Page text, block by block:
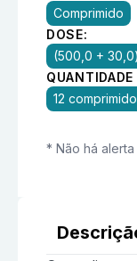
Comprimido
DOSE:
(500,0 +
12
* Não há